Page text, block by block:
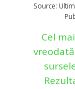
Source:
Cel